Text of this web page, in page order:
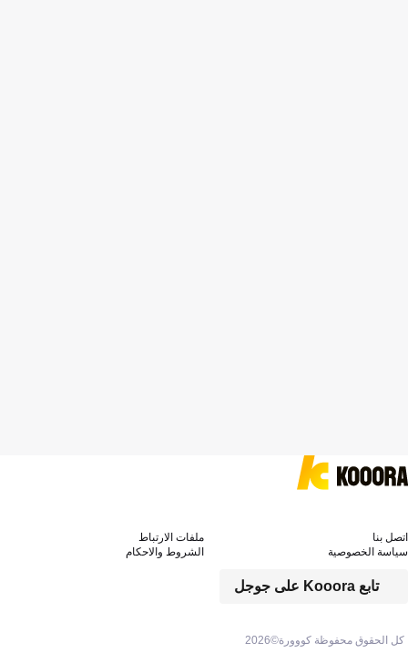
كل الحقوق محفوظة كووورة©2026
تابع Kooora على جوجل
اتصل بنا
ملفات الارتباط
سياسة الخصوصية
الشروط والاحكام